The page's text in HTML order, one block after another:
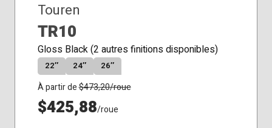
Touren
TR10
Gloss Black (2 autres finitions disponibles)
22″ 24″ 26″
À partir de$473,20/roue
$425,88/roue